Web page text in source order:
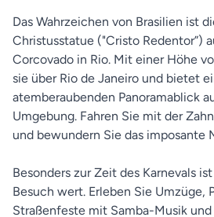
Das Wahrzeichen von Brasilien ist
Christusstatue ("Cristo Redentor”)
Corcovado in Rio. Mit einer Höhe
sie über Rio de Janeiro und bietet
atemberaubenden Panoramablick
Umgebung. Fahren Sie mit der
und bewundern Sie das imposante
Besonders zur Zeit des Karnevals
Besuch wert. Erleben Sie Umzüge,
Straßenfeste mit Samba-Musik